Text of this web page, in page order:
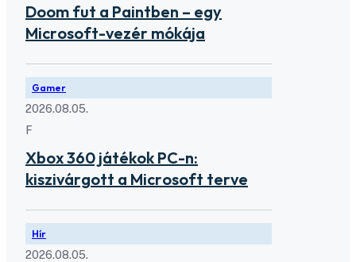
Doom fut a Paintben – egy
Microsoft-vezér mókája
Gamer
2026.08.05.
F
Xbox 360 játékok PC-n:
kiszivárgott a Microsoft terve
Hír
2026.08.05.